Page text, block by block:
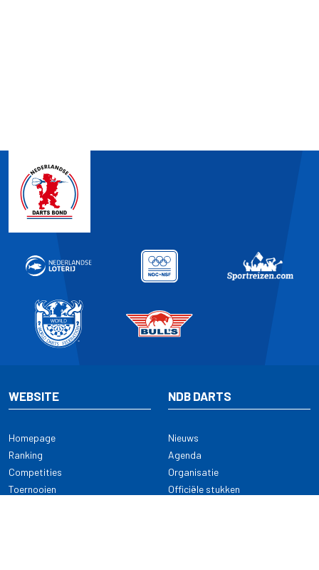
WEBSITE
Homepage
Ranking
Competities
Toernooien
NDB DARTS
Nieuws
Agenda
Organisatie
Officiële stukken